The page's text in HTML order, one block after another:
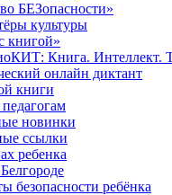
БЕЗопасности»
культуры
книгой»
Книга. Интеллект.
онлайн диктант
книги
новинки
ссылки
ребенка
безопасности ребёнка